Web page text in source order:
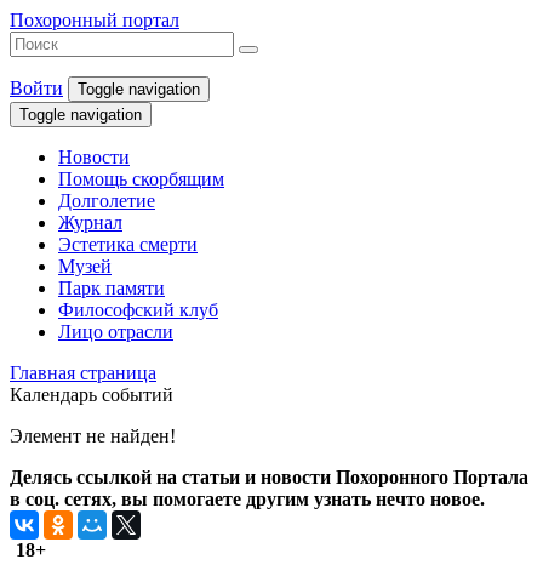
Похоронный портал
Войти
Toggle navigation
Toggle navigation
Новости
Помощь скорбящим
Долголетие
Журнал
Эстетика смерти
Музей
Парк памяти
Философский клуб
Лицо отрасли
Главная страница
Календарь событий
Элемент не найден!
Делясь ссылкой на статьи и новости Похоронного Портала
в соц. сетях, вы помогаете другим узнать нечто новое.
18+